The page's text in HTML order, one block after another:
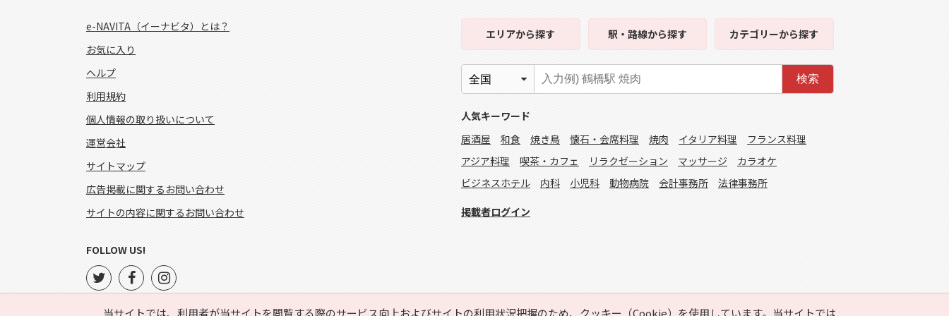
当サイトでは、利用者が当サイトを閲覧する際のサービス向上およびサイトの利用状況把握のため、クッキー（Cookie）を使用しています。当サイトでは
e-NAVITA（イーナビタ）とは？
お気に入り
ヘルプ
利用規約
個人情報の取り扱いについて
運営会社
サイトマップ
広告掲載に関するお問い合わせ
サイトの内容に関するお問い合わせ
エリアから探す 駅・路線から探す カテゴリーから探す
検索
人気キーワード
居酒屋
和食 焼き鳥 懐石・会席料理 焼肉 イタリア料理
フランス料理
アジア料理
喫茶・カフェ リラクゼーション マッサージ
カラオケ
ビジネスホテル
内科 小児科 動物病院 会計事務所 法律事務所
掲載者ログイン
FOLLOW US!